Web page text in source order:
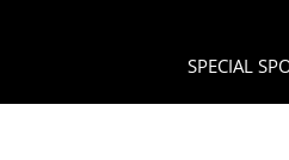
SPECIAL